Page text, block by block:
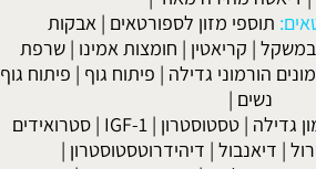
תוספי מזון לספורטאים | אבקות
במשקל | קריאטין | חומצות אמינו |שרפת
הורמוני גדילה | פיתוח גוף | פיתוח גוף
נשים |
גדילה |טסטוסטרון |
IGF-1
|סטרואידים
| דיאנבול | דיהידרוטסטוסטרון |